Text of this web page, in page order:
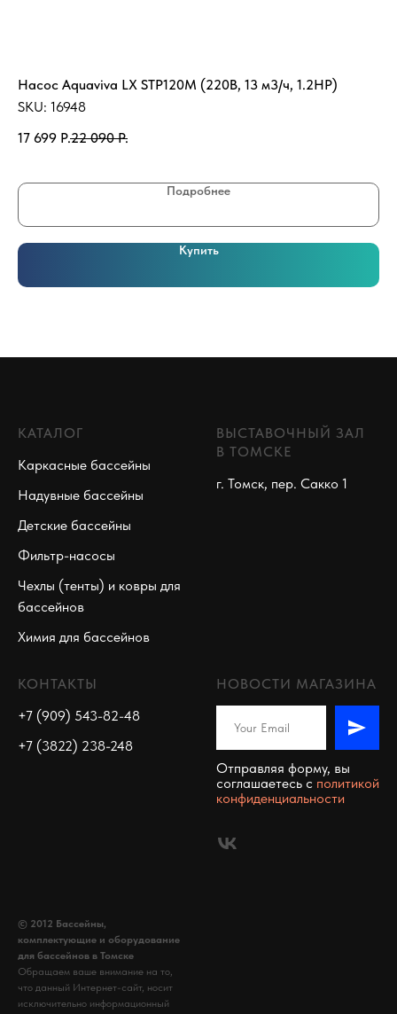
Насос Aquaviva LX STP120M (220В, 13 м3/ч, 1.2НР)
SKU: 16948
17 699 Р.22 090 Р.
Подробнее
Купить
КАТАЛОГ
Каркасные бассейны
Надувные бассейны
Детские бассейны
Фильтр-насосы
Чехлы (тенты) и ковры для
бассейнов
Химия для бассейнов
ВЫСТАВОЧНЫЙ ЗАЛ
В ТОМСКЕ
г. Томск, пер. Сакко 1
КОНТАКТЫ
+7 (909) 543-82-48
+7 (3822) 238-248
НОВОСТИ МАГАЗИНА
Отправляя форму, вы
соглашаетесь c политикой
конфиденциальности
© 2012 Бассейны,
комплектующие и оборудование
для бассейнов в Томске
Обращаем ваше внимание на то,
что данный Интернет-сайт, носит
исключительно информационный